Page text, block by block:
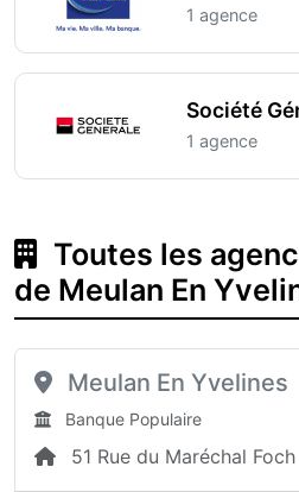
1 agence
Société
1 agence
Toutes les
de Meulan En
Meulan En Yvelines
Banque Populaire
51 Rue du Maréchal Foch